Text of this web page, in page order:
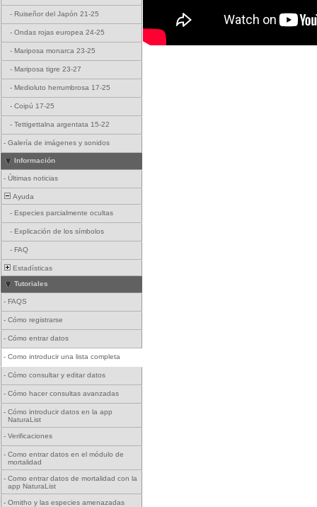
- Ruiseñor del Japón 21-25
- Ondas rojas europea 24-25
- Mariposa monarca 23-25
- Mariposa tigre 23-27
- Medioluto herrumbrosa 17-25
- Coipú 17-25
- Tettigettalna argentata 15-22
- Galería de imágenes y sonidos
Información
- Últimas noticias
Ayuda
- Especies parcialmente ocultas
- Explicación de los símbolos
- FAQ
Estadísticas
Tutoriales
- FAQS
- Cómo registrarse
- Cómo entrar datos
- Como introducir una lista completa
- Cómo consultar y editar datos
- Cómo hacer consultas avanzadas
- Cómo introducir datos en la app
NaturaList
- Verificaciones
- Como entrar datos en el módulo de
mortalidad
- Como entrar datos de mortalidad con la
app NaturaList
- Ornitho y las especies amenazadas